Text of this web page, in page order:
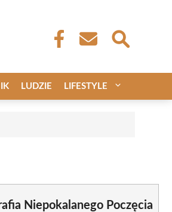
LUDZIE LIFESTYLE
Niepokalanego Poczęcia